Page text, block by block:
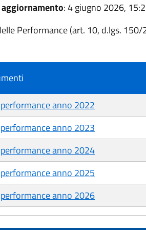
: 4 giugno 2026,
Performance (art. 10, d.lgs. 150/
anno 2022
anno 2023
anno 2024
anno 2025
anno 2026